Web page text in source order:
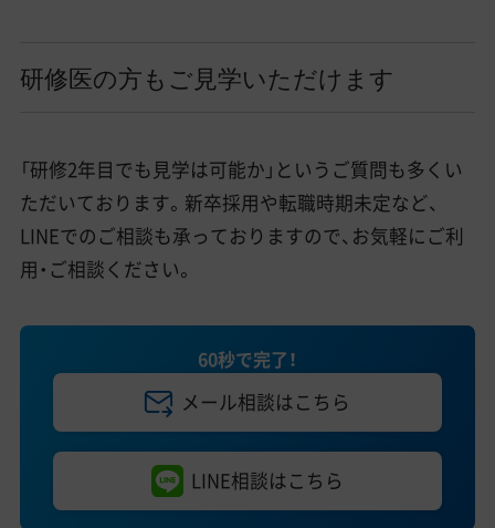
研修医の方もご見学いただけます
「研修2年目でも見学は可能か」というご質問も多くい
ただいております。新卒採用や転職時期未定など、
LINEでのご相談も承っておりますので、お気軽にご利
用・ご相談ください。
60秒で完了！
メール相談はこちら
LINE相談はこちら